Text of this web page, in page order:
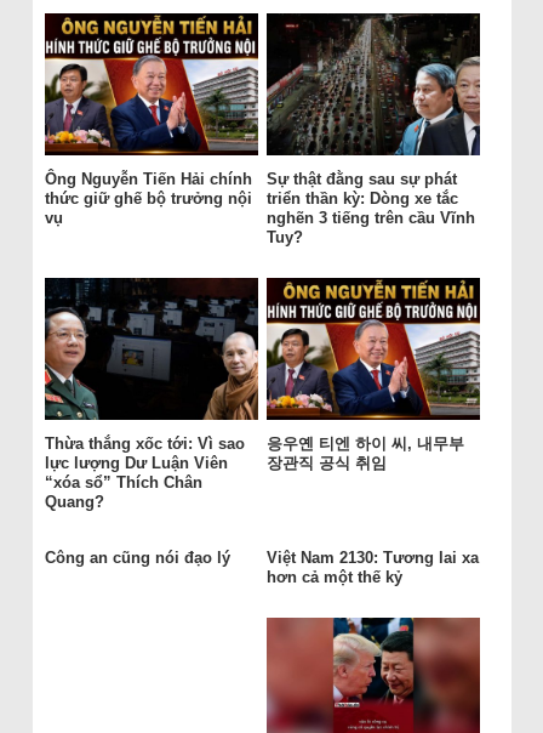
Ông Nguyễn Tiến Hải chính
thức giữ ghế bộ trưởng nội
vụ
Sự thật đằng sau sự phát
triển thần kỳ: Dòng xe tắc
nghẽn 3 tiếng trên cầu Vĩnh
Tuy?
Thừa thắng xốc tới: Vì sao
lực lượng Dư Luận Viên
“xóa sổ” Thích Chân
Quang?
응우옌 티엔 하이 씨, 내무부
장관직 공식 취임
Công an cũng nói đạo lý
Việt Nam 2130: Tương lai xa
hơn cả một thế kỷ